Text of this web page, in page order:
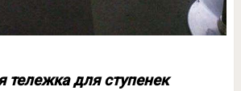
тележка для ступенек